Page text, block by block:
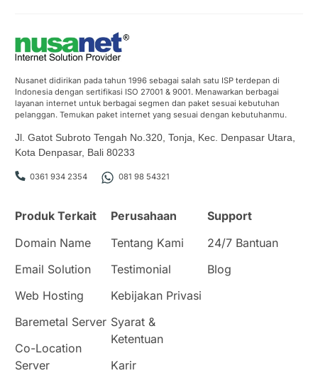
Nusanet didirikan pada tahun 1996 sebagai salah satu ISP terdepan di
Indonesia dengan sertifikasi ISO 27001 & 9001. Menawarkan berbagai
layanan internet untuk berbagai segmen dan paket sesuai kebutuhan
pelanggan. Temukan paket internet yang sesuai dengan kebutuhanmu.
Jl. Gatot Subroto Tengah No.320, Tonja, Kec. Denpasar Utara,
Kota Denpasar, Bali 80233
0361 934 2354 081 98 54321
Produk Terkait
Domain Name
Email Solution
Web Hosting
Baremetal Server
Co-Location
Server
Perusahaan
Tentang Kami
Testimonial
Kebijakan Privasi
Syarat &
Ketentuan
Karir
Support
24/7 Bantuan
Blog